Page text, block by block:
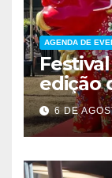
AGENDA DE
edição
música
em
6 DE